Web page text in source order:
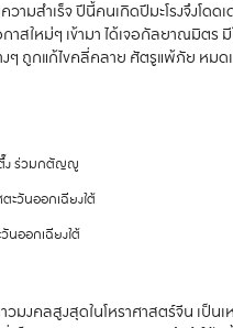
ความสำเร็จ ปีนี้คนเกิดปีมะโรงจึง
าสใหม่ๆ เข้ามา ได้เจอกัลยาณมิ
ถูกแก้ไขคลี่คลาย ศัตรูแพ้ภัย หมดเ
ง ร่วมกตัญญู
ะวันออกเฉียงใต้
นออกเฉียงใต้
วมงคลสูงสุดในโหราศาสตร์จีน เป็